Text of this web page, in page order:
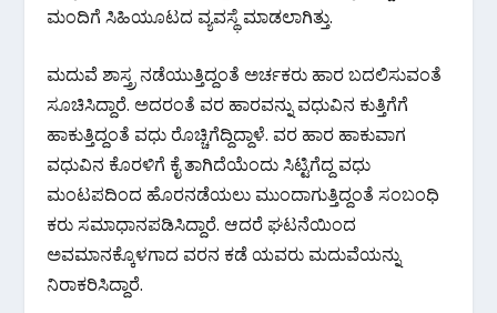
ಮಂದಿಗೆ ಸಿಹಿಯೂಟದ ವ್ಯವಸ್ಥೆ ಮಾಡಲಾಗಿತ್ತು.
ಮದುವೆ ಶಾಸ್ತ್ರ ನಡೆಯುತ್ತಿದ್ದಂತೆ ಅರ್ಚಕರು ಹಾರ ಬದಲಿಸುವಂತೆ
ಸೂಚಿಸಿದ್ದಾರೆ. ಅದರಂತೆ ವರ ಹಾರವನ್ನು ವಧುವಿನ ಕುತ್ತಿಗೆಗೆ
ಹಾಕುತ್ತಿದ್ದಂತೆ ವಧು ರೊಚ್ಚಿಗೆದ್ದಿದ್ದಾಳೆ. ವರ ಹಾರ ಹಾಕುವಾಗ
ವಧುವಿನ ಕೊರಳಿಗೆ ಕೈ ತಾಗಿದೆಯೆಂದು ಸಿಟ್ಟಿಗೆದ್ದ ವಧು
ಮಂಟಪದಿಂದ ಹೊರನಡೆಯಲು ಮುಂದಾಗುತ್ತಿದ್ದಂತೆ ಸಂಬಂಧಿ
ಕರು ಸಮಾಧಾನಪಡಿಸಿದ್ದಾರೆ. ಆದರೆ ಘಟನೆಯಿಂದ
ಅವಮಾನಕ್ಕೊಳಗಾದ ವರನ ಕಡೆ ಯವರು ಮದುವೆಯನ್ನು
ನಿರಾಕರಿಸಿದ್ದಾರೆ.